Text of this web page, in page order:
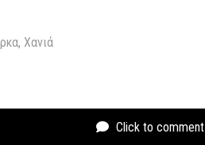
, Χανιά
Click to comment